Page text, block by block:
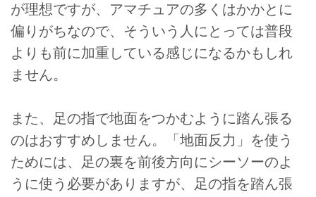
が理想ですが、アマチュアの多くはかかとに
偏りがちなので、そういう人にとっては普段
よりも前に加重している感じになるかもしれ
ません。
また、足の指で地面をつかむように踏ん張る
のはおすすめしません。「地面反力」を使う
ためには、足の裏を前後方向にシーソーのよ
うに使う必要がありますが、足の指を踏ん張